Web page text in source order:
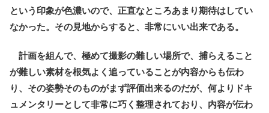
という印象が色濃いので、正直なところあまり期待はしてい
なかった。その見地からすると、非常にいい出来である。
計画を組んで、極めて撮影の難しい場所で、捕らえること
が難しい素材を根気よく追っていることが内容からも伝わ
り、その姿勢そのものがまず評価出来るのだが、何よりドキ
ュメンタリーとして非常に巧く整理されており、内容が伝わ